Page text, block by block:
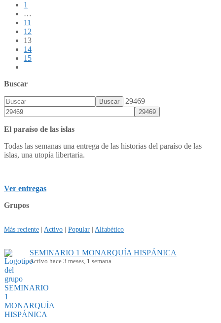
1
…
11
12
13
14
15
Buscar
29469
El paraíso de las islas
Todas las semanas una entrega de las historias del paraíso de las
islas, una utopía libertaria.
Ver entregas
Grupos
Más reciente | Activo | Popular | Alfabético
SEMINARIO 1 MONARQUÍA HISPÁNICA
Activo hace 3 meses, 1 semana